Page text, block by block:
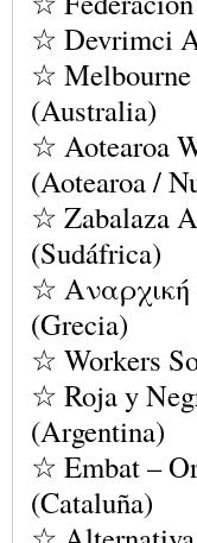
☆ Devrimci
☆ Melbourne
(Australia)
☆ Aotearoa
(Aotearoa /
☆ Zabalaza
(Sudáfrica)
☆ Αναρχική
(Grecia)
☆ Workers
☆ Roja y
(Argentina)
☆ Embat –
(Cataluña)